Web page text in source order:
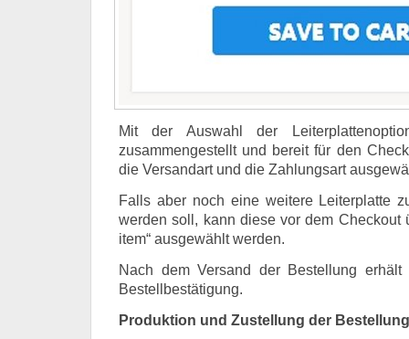
Mit der Auswahl der
zusammengestellt und bereit für den
die Versandart und die Zahlungsart
Falls aber noch eine weitere Leiterplatte
werden soll, kann diese vor dem Checkout
item“ ausgewählt werden.
Nach dem Versand der Bestellung
Bestellbestätigung.
Produktion und Zustellung der Bestellung